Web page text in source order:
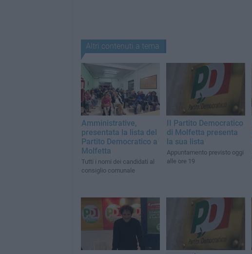
Altri contenuti a tema
Amministrative,
presentata la lista del
Partito Democratico a
Molfetta
Tutti i nomi dei candidati al
consiglio comunale
II Partito Democratico
di Molfetta presenta
la sua lista
Appuntamento previsto oggi
alle ore 19